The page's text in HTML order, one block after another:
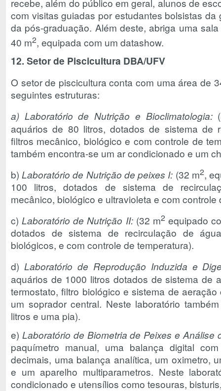
com visitas guiadas por estudantes bolsistas
da pós-graduação. Além deste, abriga uma
40 m2, equipada com um datashow.
12. Setor de Piscicultura DBA/UFV
O setor de piscicultura conta com uma área de
seguintes estruturas:
a) Laboratório de Nutrição e Bioclimatologia:
aquários de 80 litros, dotados de sistema de
filtros mecânico, biológico e com controle de
também encontra-se um ar condicionado e um
b) Laboratório de Nutrição de peixes I: (32 m2,
100 litros, dotados de sistema de
mecânico, biológico e ultravioleta e com controle
c) Laboratório de Nutrição II: (32 m2 equipado
dotados de sistema de recirculação de
biológicos, e com controle de temperatura).
d) Laboratório de Reprodução Induzida e
aquários de 1000 litros dotados de sistema de
termostato, filtro biológico e sistema de
um soprador central. Neste laboratório
litros e uma pia).
e) Laboratório de Biometria de Peixes e Análise
paquímetro manual, uma balança digital
decimais, uma balança analítica, um oximetro,
e um aparelho multiparametros. Neste
condicionado e utensílios como tesouras,